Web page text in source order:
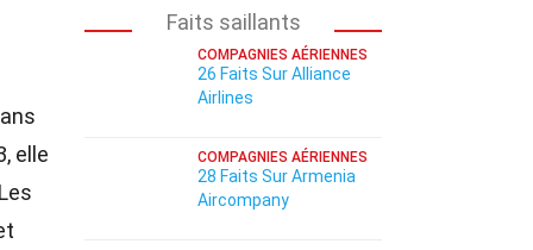
elle
Faits saillants
COMPAGNIES AÉRIENNES
26 Faits Sur Alliance
Airlines
COMPAGNIES AÉRIENNES
28 Faits Sur Armenia
Aircompany